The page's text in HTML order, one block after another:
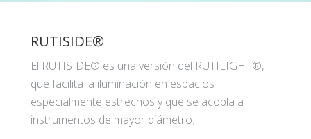
RUTISIDE®
El RUTISIDE® es una versión del RUTILIGHT®,
que facilita la iluminación en espacios
especialmente estrechos y que se acopla a
instrumentos de mayor diámetro.